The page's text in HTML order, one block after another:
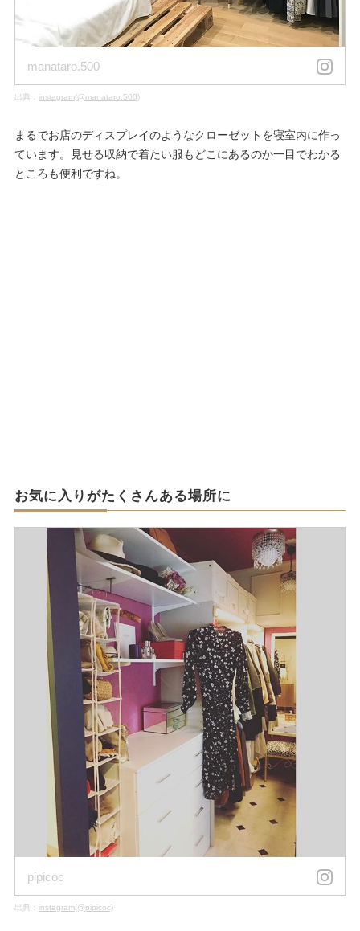
manataro.500
出典： instagram(@manataro.500)
まるでお店のディスプレイのようなクローゼットを寝室内に作っ
ています。見せる収納で着たい服もどこにあるのか一目でわかる
ところも便利ですね。
お気に入りがたくさんある場所に
pipicoc
出典： instagram(@pipicoc)